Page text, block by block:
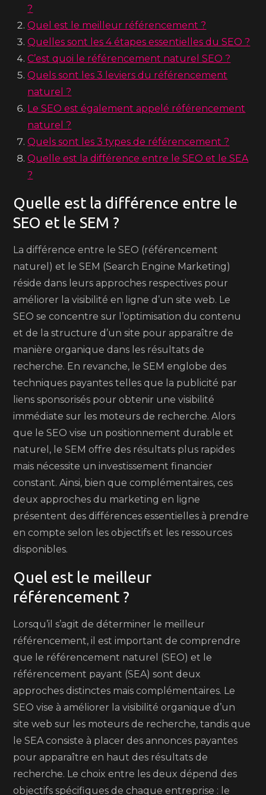
?
Quel est le meilleur référencement ?
Quelles sont les 4 étapes essentielles du SEO ?
C’est quoi le référencement naturel SEO ?
Quels sont les 3 leviers du référencement
naturel ?
Le SEO est également appelé référencement
naturel ?
Quels sont les 3 types de référencement ?
Quelle est la différence entre le SEO et le SEA
?
Quelle est la différence entre le
SEO et le SEM ?
La différence entre le SEO (référencement
naturel) et le SEM (Search Engine Marketing)
réside dans leurs approches respectives pour
améliorer la visibilité en ligne d’un site web. Le
SEO se concentre sur l’optimisation du contenu
et de la structure d’un site pour apparaître de
manière organique dans les résultats de
recherche. En revanche, le SEM englobe des
techniques payantes telles que la publicité par
liens sponsorisés pour obtenir une visibilité
immédiate sur les moteurs de recherche. Alors
que le SEO vise un positionnement durable et
naturel, le SEM offre des résultats plus rapides
mais nécessite un investissement financier
constant. Ainsi, bien que complémentaires, ces
deux approches du marketing en ligne
présentent des différences essentielles à prendre
en compte selon les objectifs et les ressources
disponibles.
Quel est le meilleur
référencement ?
Lorsqu’il s’agit de déterminer le meilleur
référencement, il est important de comprendre
que le référencement naturel (SEO) et le
référencement payant (SEA) sont deux
approches distinctes mais complémentaires. Le
SEO vise à améliorer la visibilité organique d’un
site web sur les moteurs de recherche, tandis que
le SEA consiste à placer des annonces payantes
pour apparaître en haut des résultats de
recherche. Le choix entre les deux dépend des
objectifs spécifiques de chaque entreprise : le